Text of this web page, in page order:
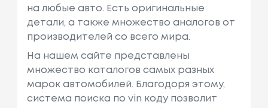
на любые авто. Есть оригинальные
детали, а также множество аналогов от
производителей со всего мира.
На нашем сайте представлены
множество каталогов самых разных
марок автомобилей. Благодоря этому,
система поиска по vin коду позволит